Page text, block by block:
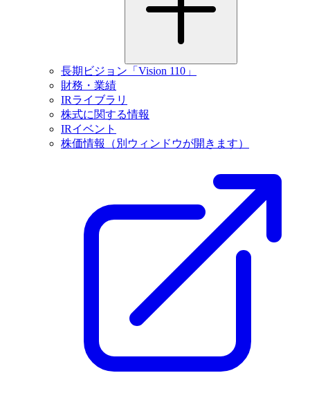
長期ビジョン「Vision 110」
財務・業績
IRライブラリ
株式に関する情報
IRイベント
株価情報
（別ウィンドウが開きます）